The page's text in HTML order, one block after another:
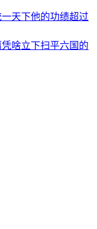
天下他的功绩超过
啥立下扫平六国的